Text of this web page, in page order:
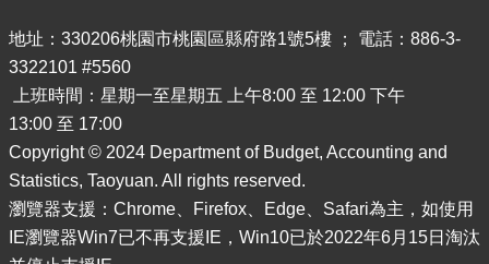
通
訊
錄
業
務
資
訊
便
地址：330206桃園市桃園區縣府路1號5樓 ； 電話：886-3-
3322101 #5560
上班時間：星期一至星期五 上午8:00 至 12:00 下午
13:00 至 17:00
Copyright © 2024 Department of Budget, Accounting and
Statistics, Taoyuan. All rights reserved.
瀏覽器支援：Chrome、Firefox、Edge、Safari為主，如使用
IE瀏覽器Win7已不再支援IE，Win10已於2022年6月15日淘汰